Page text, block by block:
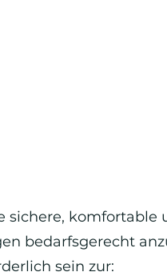
sichere, komfortable
bedarfsgerecht
sein zur: